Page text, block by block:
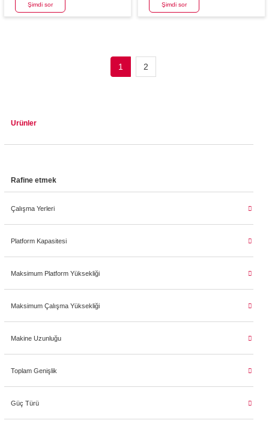
Ürünler
Rafine etmek
Çalışma Yerleri
Platform Kapasitesi
Maksimum Platform Yüksekliği
Maksimum Çalışma Yüksekliği
Makine Uzunluğu
Toplam Genişlik
Güç Türü
Şimdi sor Şimdi sor
1 2